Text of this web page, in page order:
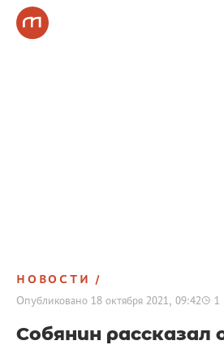
НОВОСТИ
Опубликовано 18 октября 2021, 09:42 1
Собянин рассказал